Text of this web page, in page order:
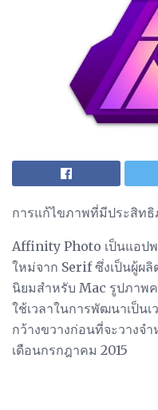
การแก้ไขภาพที่มีประสิท
Affinity Photo เป็นแอป
ใหม่จาก Serif ซึ่งเป็นผู้ผ
นิยมสำหรับ Mac รูปภาพ
ใช้เวลาในการพัฒนาเป็น
กว้างขวางก่อนที่จะวางจ
เดือนกรกฎาคม 2015